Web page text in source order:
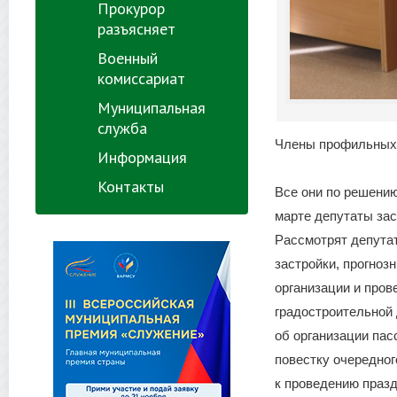
Прокурор
разъясняет
Военный
комиссариат
Муниципальная
служба
Информация
Контакты
Члены профильных
Все они по
марте депутаты
Рассмотрят
застройки,
организации и
об организации
повестку
к проведению